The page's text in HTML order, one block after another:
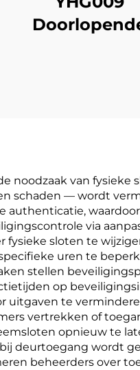
van fysieke
schaden — wordt
via
sloten te
uren te
stellen
op
te
vertrekken of
opnieuw te
deurtoegang wordt
beheerders over